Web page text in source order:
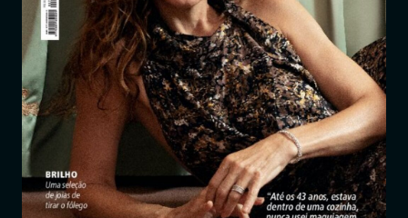
Notícias
Entrar